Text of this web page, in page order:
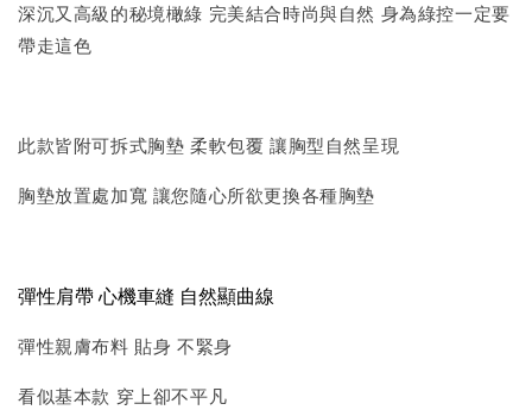
深沉又高級的秘境橄綠 完美結合時尚與自然 身為綠控一定要
帶走這色
此款皆附可拆式胸墊 柔軟包覆 讓胸型自然呈現
胸墊放置處加寬 讓您隨心所欲更換各種胸墊
彈性肩帶心機車縫 自然顯曲線
彈性親膚布料 貼身 不緊身
看似基本款 穿上卻不平凡